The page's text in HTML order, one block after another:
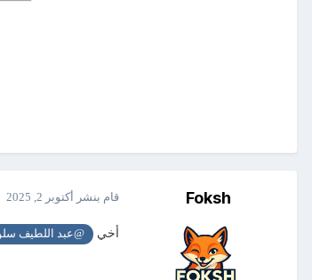
Foksh قام بنشر أكتوبر 2, 2025
أخي @عبد اللطيف